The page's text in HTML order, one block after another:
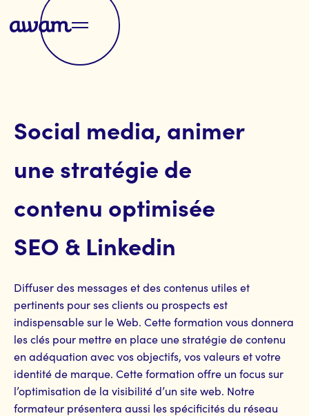
Social media, animer
une stratégie de
contenu optimisée
SEO & Linkedin
Diffuser des messages et des contenus utiles et
pertinents pour ses clients ou prospects est
indispensable sur le Web. Cette formation vous donnera
les clés pour mettre en place une stratégie de contenu
en adéquation avec vos objectifs, vos valeurs et votre
identité de marque. Cette formation offre un focus sur
l’optimisation de la visibilité d’un site web. Notre
formateur présentera aussi les spécificités du réseau